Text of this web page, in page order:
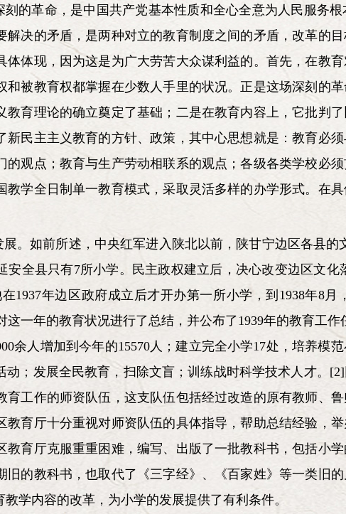
的革命，是中国共产党基本性质和全心全意为人民服务
决的矛盾，是两种对立的教育制度之间的矛盾，改革的
体体现，因为这是为广大劳苦大众谋利益的。首先，在教
和被教育权都掌握在少数人手里的状况。正是这场深刻的
教育理论的确立奠定了基础；二是在教育内容上，它批判
新民主主义教育的方针、政策，其中心思想就是：教育必
的观点；教育与生产劳动相联系的观点；各级各类学校必
教学全日制单一教育模式，采取灵活多样的办学形式。在
。如前所述，中央红军进入陕北以前，陕甘宁边区各县的
全县只有7所小学。民主政权建立后，决心改变边区文化
1937年边区政府成立后才开办第一所小学，到1938年8
一年的教育状况进行了总结，并公布了1939年的教育工
余人增加到今年的15570人；建立完全小学17处，培养模
；发展全民教育，扫除文盲；训练战时科学技术人才。
育工作的师资队伍，这支队伍包括经过改造的原有教师、
教育厅十分重视对师资队伍的具体指导，帮助总结经验，
教育厅克服重重困难，编写、出版了一批教科书，包括小
旧的教科书，也取代了《三字经》、《百家姓》等一类旧
学内容的改革，为小学的发展提供了有利条件。